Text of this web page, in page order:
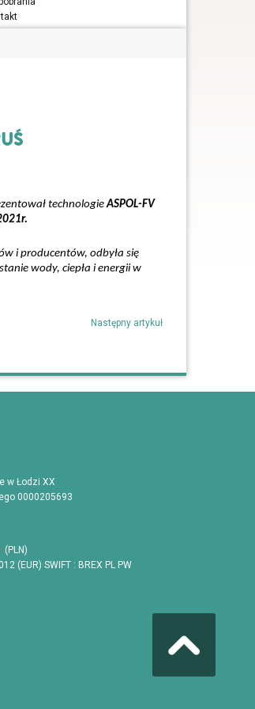
technologieASPOL-FV
i producentów, odbyła się
wody, ciepła i energii w
Następny artykuł
w Łodzi XX
0000205693
(EUR) SWIFT : BREX PL PW